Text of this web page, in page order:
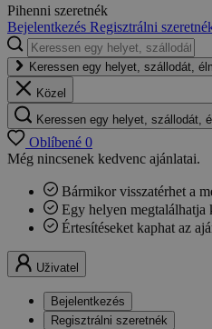
Pihenni szeretnék
Bejelentkezés Regisztrálni
Keressen egy helyet, szállodát,
Közel
Keressen egy helyet, szállodát,
Oblíbené 0
Még nincsenek kedvenc ajánlatai.
Bármikor visszatérhet a
Egy helyen megtalálhatja
Értesítéseket kaphat az
Uživatel
Bejelentkezés
Regisztrálni szeretnék